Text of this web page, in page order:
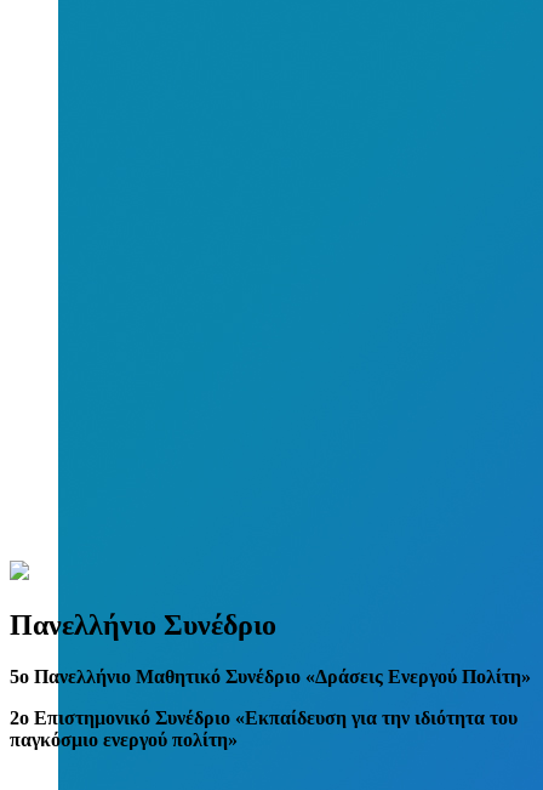
Πανελλήνιο Συνέδριο
5o Πανελλήνιο Μαθητικό Συνέδριο «Δράσεις Ενεργού Πολίτη»
2ο Επιστημονικό Συνέδριο «Εκπαίδευση για την ιδιότητα του
παγκόσμιο ενεργού πολίτη»